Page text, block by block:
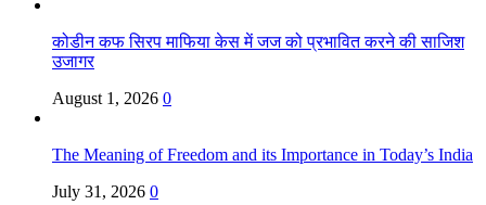
कोडीन कफ सिरप माफिया केस में जज को प्रभावित करने की साजिश
उजागर
August 1, 2026 0
The Meaning of Freedom and its Importance in Today’s India
July 31, 2026 0